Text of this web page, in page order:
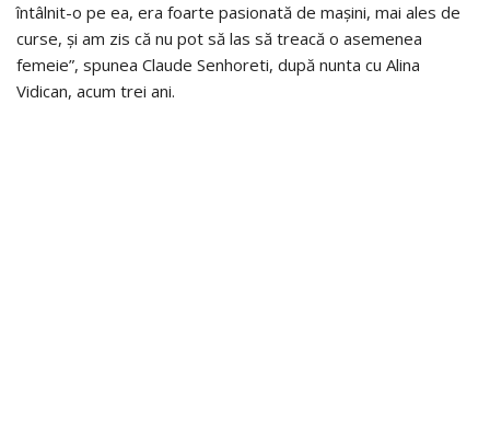
întâlnit-o pe ea, era foarte pasionată de mașini, mai ales de
curse, și am zis că nu pot să las să treacă o asemenea
femeie”, spunea Claude Senhoreti, după nunta cu Alina
Vidican, acum trei ani.